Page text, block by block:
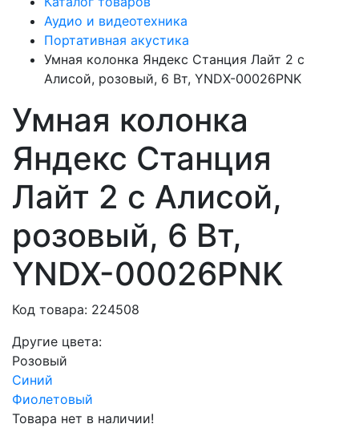
Аудио и видеотехника
Портативная акустика
Умная колонка Яндекс Станция Лайт 2 с
Алисой, розовый, 6 Вт, YNDX-00026PNK
Умная колонка
Яндекс Станция
Лайт 2 с Алисой,
розовый, 6 Вт,
YNDX-00026PNK
Код товара: 224508
Другие цвета:
Розовый
Синий
Фиолетовый
Товара нет в наличии!